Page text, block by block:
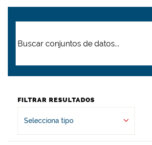
FILTRAR RESULTADOS
Selecciona tipo